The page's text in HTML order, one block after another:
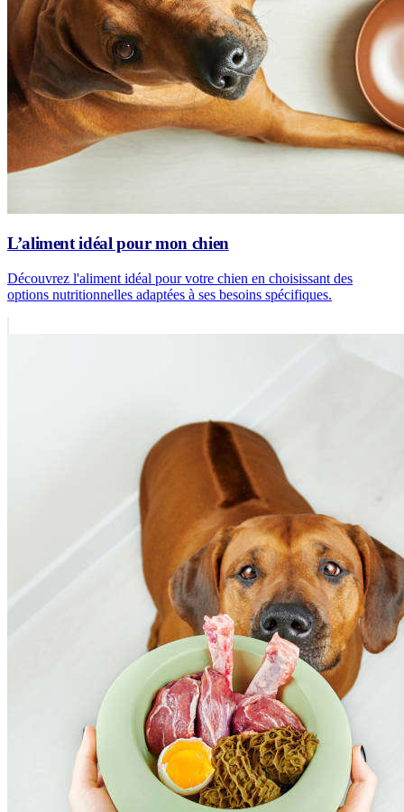
L’aliment idéal pour mon chien
Découvrez l'aliment idéal pour votre chien en choisissant des
options nutritionnelles adaptées à ses besoins spécifiques.